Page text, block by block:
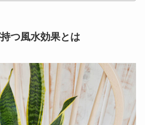
つ風水効果とは